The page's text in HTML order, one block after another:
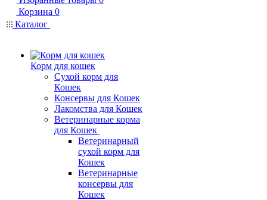
Корзина 0
Каталог
Корм для кошек
Сухой корм для
Кошек
Консервы для Кошек
Лакомства для Кошек
Ветеринарные корма
для Кошек
Ветеринарный
сухой корм для
Кошек
Ветеринарные
консервы для
Кошек